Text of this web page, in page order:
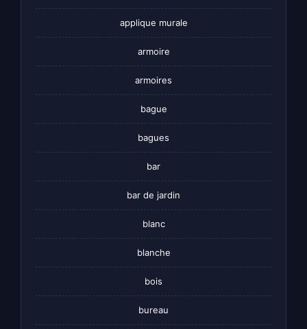
applique murale
armoire
armoires
bague
bagues
bar
bar de jardin
blanc
blanche
bois
bureau